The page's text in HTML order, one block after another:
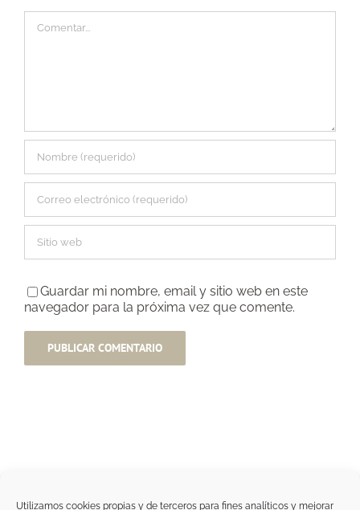
Utilizamos cookies propias y de terceros para fines analíticos y mejorar
Guardar mi nombre, email y sitio web en este
navegador para la próxima vez que comente.